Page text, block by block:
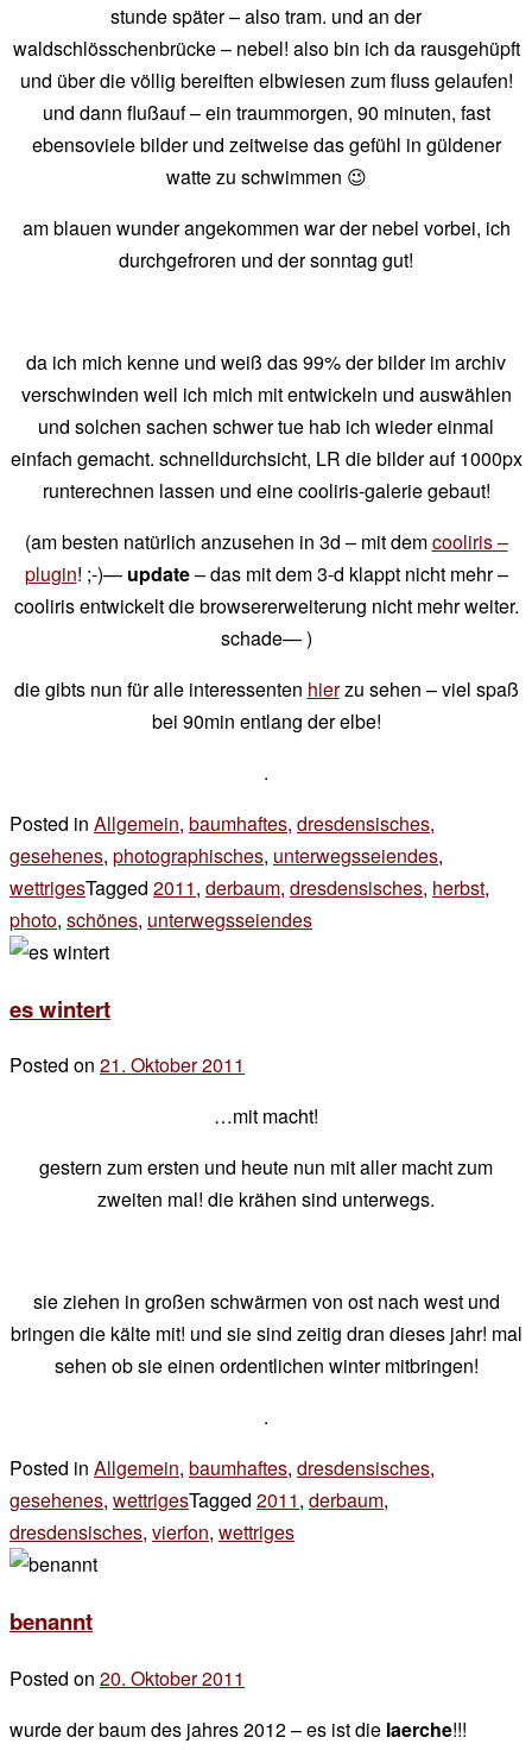
stunde später – also tram. und an der
waldschlösschenbrücke – nebel! also bin ich da rausgehüpft
und über die völlig bereiften elbwiesen zum fluss gelaufen!
und dann flußauf – ein traummorgen, 90 minuten, fast
ebensoviele bilder und zeitweise das gefühl in güldener
watte zu schwimmen 😉
am blauen wunder angekommen war der nebel vorbei, ich
durchgefroren und der sonntag gut!
da ich mich kenne und weiß das 99% der bilder im archiv
verschwinden weil ich mich mit entwickeln und auswählen
und solchen sachen schwer tue hab ich wieder einmal
einfach gemacht. schnelldurchsicht, LR die bilder auf 1000px
runterechnen lassen und eine cooliris-galerie gebaut!
(am besten natürlich anzusehen in 3d – mit demcooliris –
plugin! ;-)— update– das mit dem 3-d klappt nicht mehr –
cooliris entwickelt die browsererweiterung nicht mehr weiter.
schade— )
die gibts nun für alle interessenten hierzu sehen – viel spaß
bei 90min entlang der elbe!
.
Posted in Allgemein, baumhaftes, dresdensisches,
gesehenes, photographisches, unterwegsseiendes,
wettrigesTagged 2011, derbaum, dresdensisches, herbst,
photo, schönes, unterwegsseiendes
es wintert
Posted on 21. Oktober 2011
chef
…mit macht!
gestern zum ersten und heute nun mit aller macht zum
zweiten mal! die krähen sind unterwegs.
sie ziehen in großen schwärmen von ost nach west und
bringen die kälte mit! und sie sind zeitig dran dieses jahr! mal
sehen ob sie einen ordentlichen winter mitbringen!
.
Posted in Allgemein, baumhaftes, dresdensisches,
gesehenes, wettrigesTagged 2011, derbaum,
dresdensisches, vierfon, wettriges
benannt
Posted on 20. Oktober 2011
chef
wurde der baum des jahres 2012 – es ist die laerche!!!